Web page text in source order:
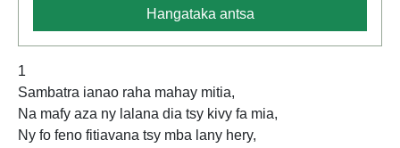
Hangataka antsa
1
Sambatra ianao raha mahay mitia,
Na mafy aza ny lalana dia tsy kivy fa mia,
Ny fo feno fitiavana tsy mba lany hery,